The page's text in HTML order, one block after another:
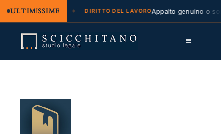
ULTIMISSIME
e regresso DIRITTO DEL LAVOROAppalto genuino o
contenuto
Toggle